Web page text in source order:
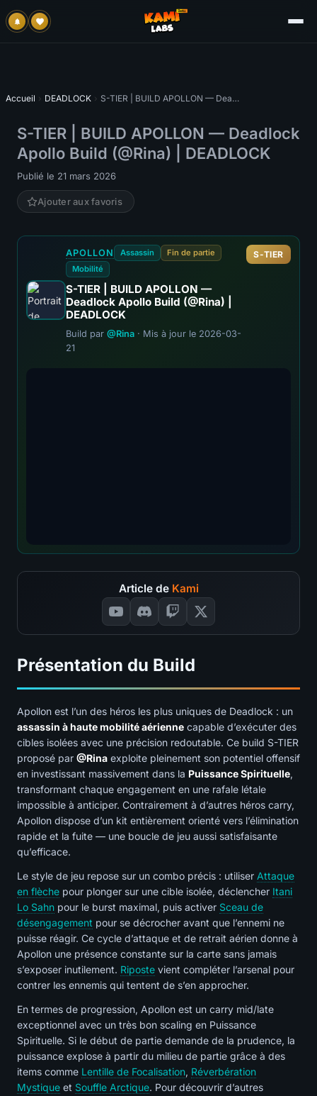
Accueil › DEADLOCK › S-TIER | BUILD APOLLON — Deadlock Apollo Build (@Rina) | DEADLOCK
S-TIER | BUILD APOLLON — Deadlock
Apollo Build (@Rina) | DEADLOCK
Publié le 21 mars 2026
Ajouter aux favoris
APOLLON Assassin
Fin de partie
Mobilité
S-TIER | BUILD APOLLON —
Deadlock Apollo Build (@Rina) |
DEADLOCK
Build par @Rina · Mis à jour le 2026-03-
21
S-TIER
Article de Kami
Présentation du Build
Apollon est l’un des héros les plus uniques de Deadlock : un
assassin à haute mobilité aérienne capable d’exécuter des
cibles isolées avec une précision redoutable. Ce build S-TIER
proposé par @Rina exploite pleinement son potentiel offensif
en investissant massivement dans la Puissance Spirituelle,
transformant chaque engagement en une rafale létale
impossible à anticiper. Contrairement à d’autres héros carry,
Apollon dispose d’un kit entièrement orienté vers l’élimination
rapide et la fuite — une boucle de jeu aussi satisfaisante
qu’efficace.
Le style de jeu repose sur un combo précis : utiliser Attaque
en flèche pour plonger sur une cible isolée, déclencher Itani
Lo Sahn pour le burst maximal, puis activer Sceau de
désengagement pour se décrocher avant que l’ennemi ne
puisse réagir. Ce cycle d’attaque et de retrait aérien donne à
Apollon une présence constante sur la carte sans jamais
s’exposer inutilement. Riposte vient compléter l’arsenal pour
contrer les ennemis qui tentent de s’en approcher.
En termes de progression, Apollon est un carry mid/late
exceptionnel avec un très bon scaling en Puissance
Spirituelle. Si le début de partie demande de la prudence, la
puissance explose à partir du milieu de partie grâce à des
items comme Lentille de Focalisation, Réverbération
Mystique et Souffle Arctique. Pour découvrir d’autres